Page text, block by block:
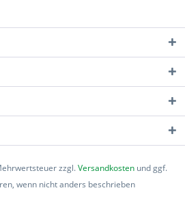
zzgl.Versandkosten und ggf.
wenn nicht anders beschrieben